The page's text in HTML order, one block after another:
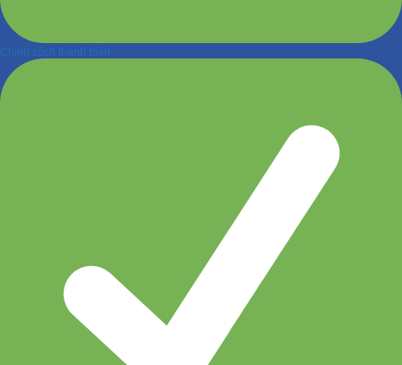
Chính sách thanh toán